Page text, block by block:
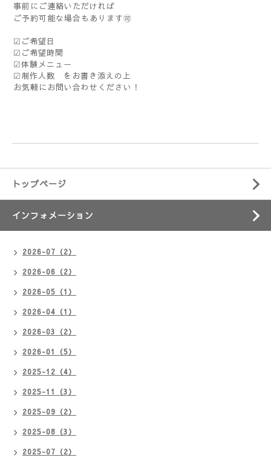
事前にご連絡いただければ
ご予約可能な場合もあります🉑
☑︎ご希望日
☑︎ご希望時間
☑︎体験メニュー
☑︎制作人数 をお書き添えの上
お気軽にお問い合わせください！
トップページ
インフォメーション
2026-07（2）
2026-06（2）
2026-05（1）
2026-04（1）
2026-03（2）
2026-01（5）
2025-12（4）
2025-11（3）
2025-09（2）
2025-08（3）
2025-07（2）